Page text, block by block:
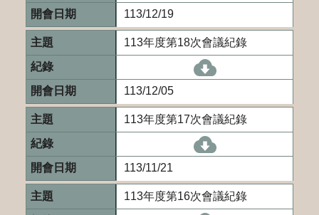
113/12/19
113年度第18次會議紀錄
113/12/05
113年度第17次會議紀錄
113/11/21
113年度第16次會議紀錄